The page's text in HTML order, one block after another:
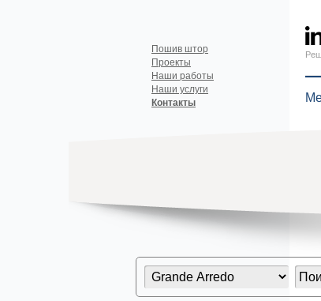
Пошив штор
Проекты
Наши работы
Наши услуги
Контакты